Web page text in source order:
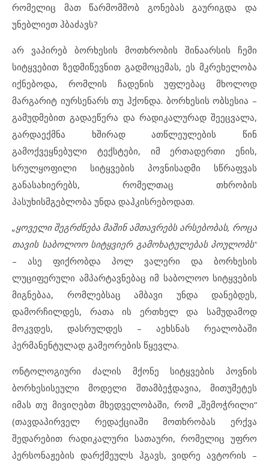
რომელიც მათ წარმომშობ გონებას გაურიგდა და
უნებლიეთ ჰბაძავს?
არ ვაპირებ ბორხესის მოთხრობის შინაარსის ჩემი
სიტყვებით ზედმიწევნით გადმოცემას, ეს მკრეხელობა
იქნებოდა, რომლის ჩადენის უფლებაც მხოლოდ
მარგარიტ იურსენარს თუ ჰქონდა. ბორხესის ობსესია –
გამუდმებით გადაეწერა და რადიკალურად შეეცვალა,
გარდაექმნა ხშირად ათწლეულების წინ
გამოქვეყნებული ტექსტები, იმ ერთადერთი ენის,
სრულყოფილი სიტყვების პოვნისადმი სწრაფვას
განასახიერებს, რომელთაც თხრობის
პასუხისმგებლობა უნდა დაჰკისრებოდათ.
„ყოველი შეგრძნება მაშინ ამთავრებს არსებობას, როცა
თავის საბოლოო სიტყვიერ გამოხატულებას პოულობს“
– ასე ფიქრობდა პოლ ვალერი და ბორხესის
ლუციფერული ამპარტავნებაც იმ საბოლოო სიტყვების
მიგნებაა, რომლებსაც ამბავი უნდა დანებდეს,
დამორჩილდეს, რათა ის ერთხელ და სამუდამოდ
მოკვდეს, დასრულდეს – აეხსნას რეალობაში
პერმანენტულად გამეორების წყევლა.
ონტოლოგიური ძალის მქონე სიტყვების პოვნის
ბორხესისეული მოდელი შთამბეჭდავია, მითუმეტეს
იმას თუ მივიღებთ მხედველობაში, რომ „შემოჭრილი“
(თავდაპირველ რედაქციაში მოთხრობას ერქვა
შედარებით რადიკალური სათაური, რომელიც უფრო
პერსონაჟების დარქმეულს ჰგავს, ვიდრე ავტორის –